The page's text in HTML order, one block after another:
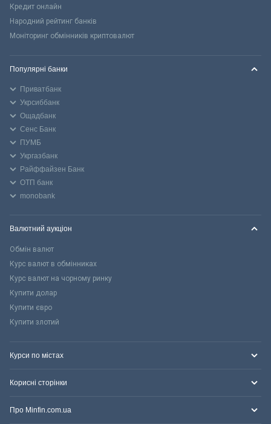
Кредит онлайн
Народний рейтинг банків
Моніторинг обмінників криптовалют
Популярні банки
Приватбанк
Укрсиббанк
Ощадбанк
Сенс Банк
ПУМБ
Укргазбанк
Райффайзен Банк
ОТП банк
monobank
Валютний аукціон
Обмін валют
Курс валют в обмінниках
Курс валют на чорному ринку
Купити долар
Купити євро
Купити злотий
Курси по містах
Корисні сторінки
Про Minfin.com.ua